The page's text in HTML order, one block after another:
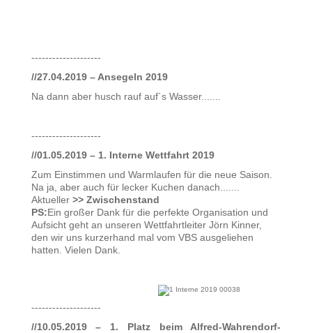
--------------------
//27.04.2019 – Ansegeln 2019
Na dann aber husch rauf auf´s Wasser.......
--------------------
//01.05.2019 – 1. Interne Wettfahrt 2019
Zum Einstimmen und Warmlaufen für die neue Saison.
Na ja, aber auch für lecker Kuchen danach.......
Aktueller >> Zwischenstand
PS:Ein großer Dank für die perfekte Organisation und
Aufsicht geht an unseren Wettfahrtleiter Jörn Kinner,
den wir uns kurzerhand mal vom VBS ausgeliehen
hatten. Vielen Dank.
--------------------
//10.05.2019 – 1. Platz beim Alfred-Wahrendorf-